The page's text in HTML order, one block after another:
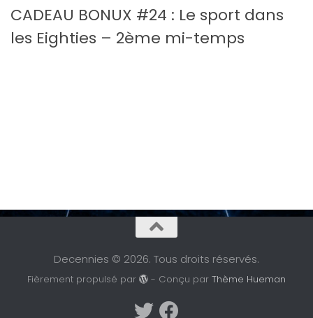
CADEAU BONUX #24 : Le sport dans
les Eighties – 2ème mi-temps
Decennies © 2026. Tous droits réservés.
Fièrement propulsé par - Conçu parThème Hueman